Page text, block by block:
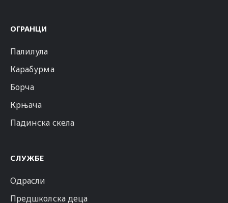
ОГРАНЦИ
Палилула
Карабурма
Борча
Крњача
Падинска скела
СЛУЖБЕ
Одрасли
Предшколска деца